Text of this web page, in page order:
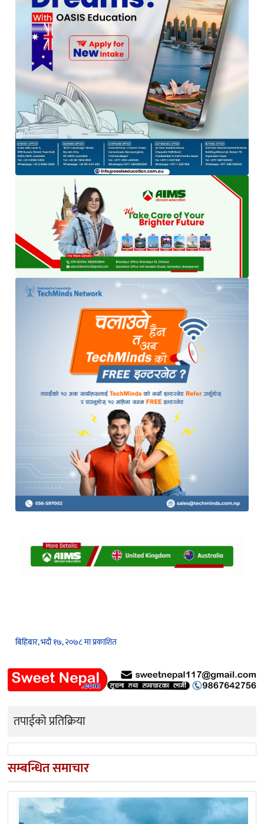
बिहिबार, भदौ १७, २०७८ मा प्रकाशित
तपाईको प्रतिक्रिया
सम्बन्धित समाचार